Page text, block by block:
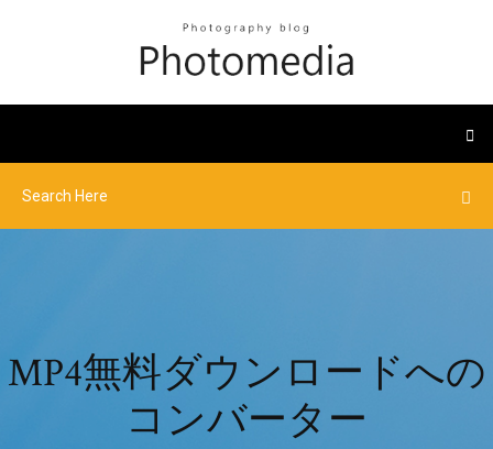
MP4無料ダウンロードへの
コンバーター